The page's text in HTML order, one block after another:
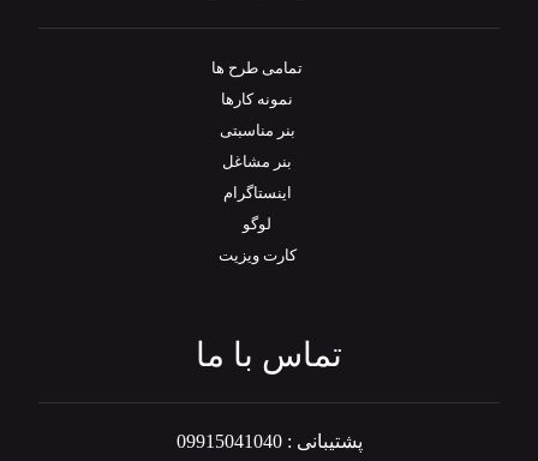
تمامی طرح‌ ها
نمونه کارها
بنر مناسبتی
بنر مشاغل
اینستاگرام
لوگو
کارت ویزیت
تماس با ما
پشتیبانی : 09915041040